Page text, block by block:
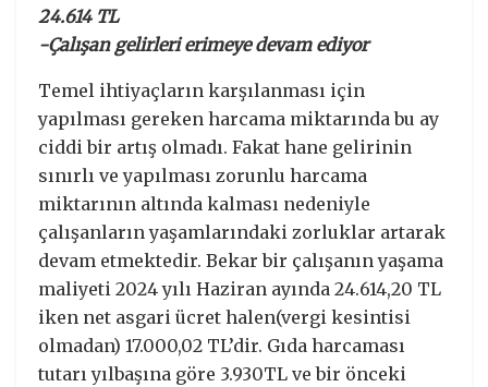
24.614 TL
-Çalışan gelirleri erimeye devam ediyor
Temel ihtiyaçların karşılanması için
yapılması gereken harcama miktarında bu ay
ciddi bir artış olmadı. Fakat hane gelirinin
sınırlı ve yapılması zorunlu harcama
miktarının altında kalması nedeniyle
çalışanların yaşamlarındaki zorluklar artarak
devam etmektedir. Bekar bir çalışanın yaşama
maliyeti 2024 yılı Haziran ayında 24.614,20 TL
iken net asgari ücret halen(vergi kesintisi
olmadan) 17.000,02 TL’dir. Gıda harcaması
tutarı yılbaşına göre 3.930TL ve bir önceki